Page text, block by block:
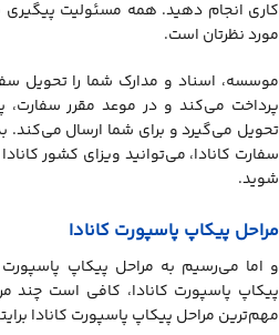
کاری انجام دهید. همه مسئولیت پیگیری
مورد نظرتان است.
موسسه، اسناد و مدارک شما را تحویل
پرداخت می‌کند و در موعد مقرر سفارت،
تحویل می‌گیرد و برای شما ارسال می‌کند.
سفارت کانادا، می‌توانید ویزای کشور
شوید.
مراحل پیکاپ پاسپورت کانادا
و اما می‌رسیم به مراحل پیکاپ پاسپورت
پیکاپ پاسپورت کانادا، کافی است چند
مهم‌ترین مراحل پیکاپ پاسپورت کانادا